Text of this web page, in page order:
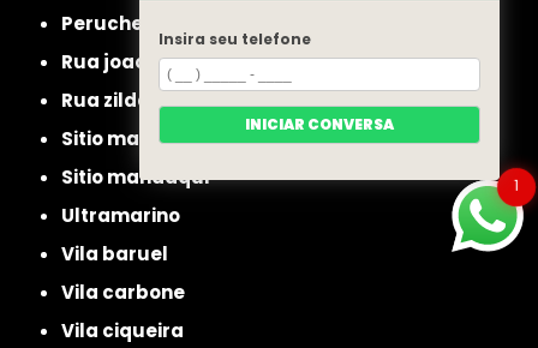
peruche
rua joao ruthe
rua zilda
sitio manda aqui
sitio mandaqui
ultramarino
vila baruel
vila carbone
vila ciqueira
1
Insira seu telefone
INICIAR CONVERSA